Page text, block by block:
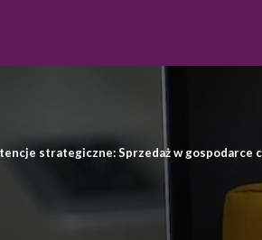
strategiczne: Sprzedaż w gospodarce